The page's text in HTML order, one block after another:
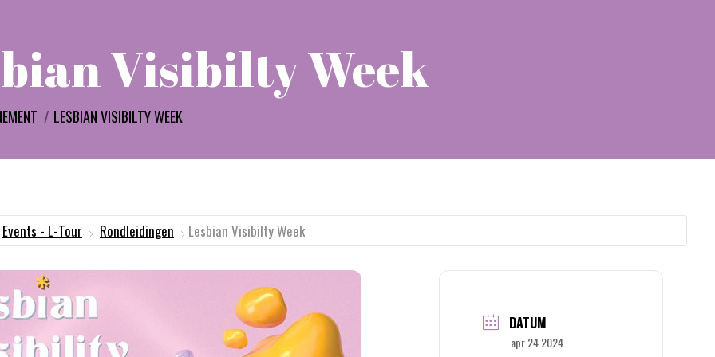
Visibilty Week
LESBIAN VISIBILTY WEEK
Events - L-Tour Rondleidingen Lesbian Visibilty Week
DATUM
apr 24 2024